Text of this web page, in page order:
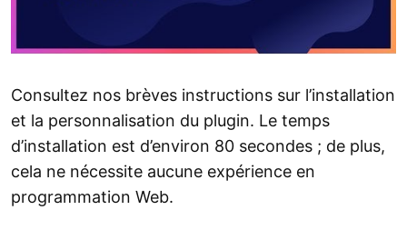
Consultez nos brèves instructions sur l’installation
et la personnalisation du plugin. Le temps
d’installation est d’environ 80 secondes ; de plus,
cela ne nécessite aucune expérience en
programmation Web.